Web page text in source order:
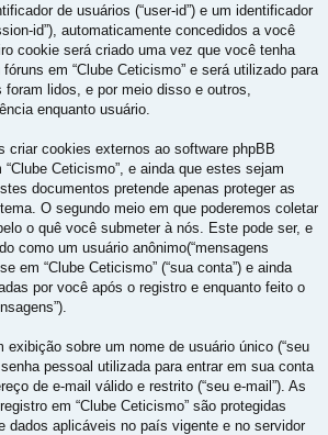
de usuários (“user-id”) e um identificador
id”), automaticamente concedidos a você
cookie será criado uma vez que você tenha
em “Clube Ceticismo” e será utilizado para
lidos, e por meio disso e outros,
enquanto usuário.
criar cookies externos ao software phpBB
Ceticismo”, e ainda que estes sejam
documentos pretende apenas proteger as
O segundo meio em que poderemos coletar
o quê você submeter à nós. Este pode ser, e
como um usuário anônimo(“mensagens
em “Clube Ceticismo” (“sua conta”) e ainda
por você após o registro e enquanto feito o
exibição sobre um nome de usuário único (“seu
pessoal utilizada para entrar em sua conta
de e-mail válido e restrito (“seu e-mail”). As
em “Clube Ceticismo” são protegidas
dados aplicáveis no país vigente e no servidor